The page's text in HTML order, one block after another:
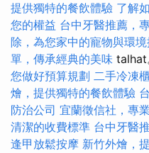
提供獨特的餐飲體驗 了解
您的權益 台中牙醫推薦，
除，為您家中的寵物與環
單，傳承經典的美味 talhat
您做好預算規劃 二手冷凍
燴，提供獨特的餐飲體驗
防治公司 宜蘭徵信社，專
清潔的收費標準 台中牙醫
逢甲放鬆按摩 新竹外燴，